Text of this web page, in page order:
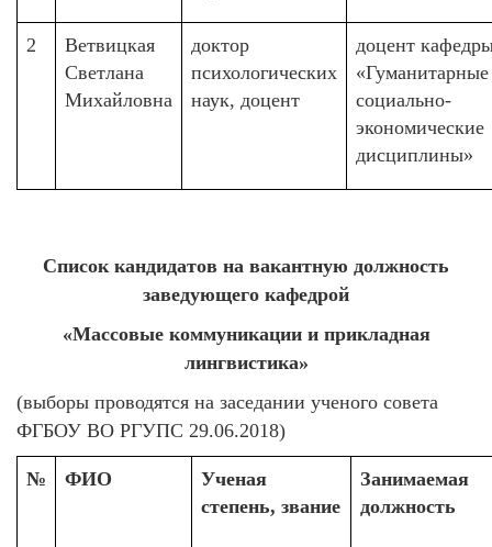
2
Ветвицкая
Светлана
Михайловна
доктор
психологических
наук, доцент
доцент
социально-
экономические
дисциплины»
Список кандидатов на вакантную должность
заведующего кафедрой
«Массовые коммуникации и прикладная
лингвистика»
(выборы проводятся на заседании ученого совета
ФГБОУ ВО РГУПС 29.06.2018)
№ ФИО
Ученая
степень, звание
Занимаемая
должность